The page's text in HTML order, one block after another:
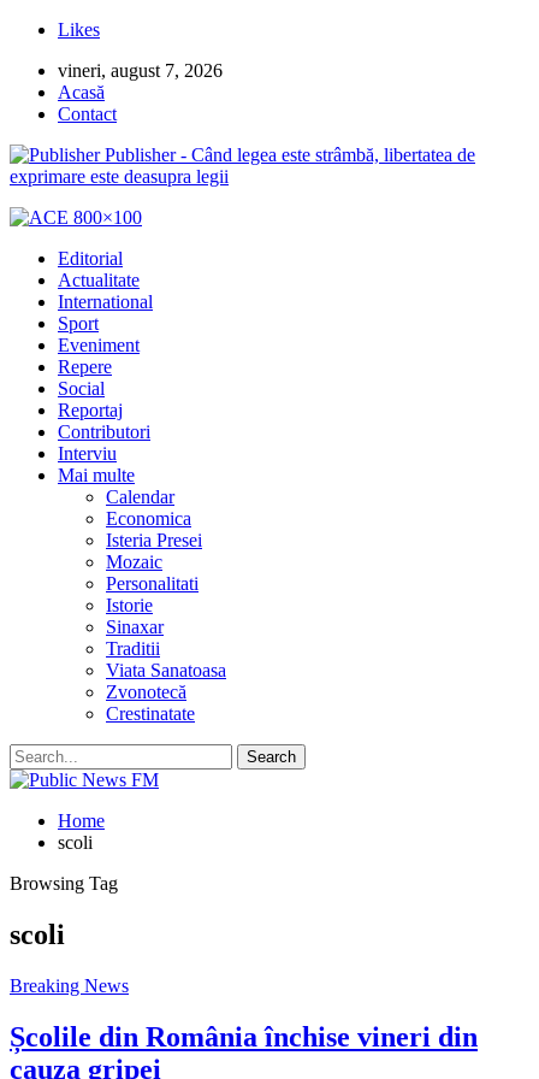
Likes
vineri, august 7, 2026
Acasă
Contact
Publisher - Când legea este strâmbă, libertatea de
exprimare este deasupra legii
Editorial
Actualitate
International
Sport
Eveniment
Repere
Social
Reportaj
Contributori
Interviu
Mai multe
Calendar
Economica
Isteria Presei
Mozaic
Personalitati
Istorie
Sinaxar
Traditii
Viata Sanatoasa
Zvonotecă
Crestinatate
Home
scoli
Browsing Tag
scoli
Breaking News
Școlile din România închise vineri din
cauza gripei